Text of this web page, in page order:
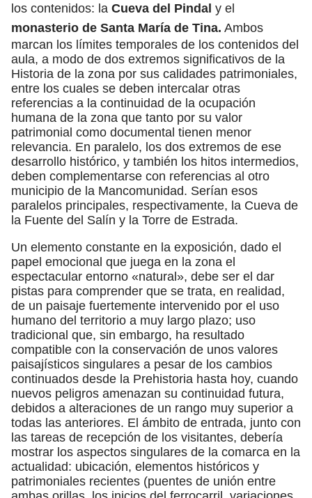
los contenidos: la Cueva del Pindal y el
monasterio de Santa María de Tina. Ambos
marcan los límites temporales de los contenidos del
aula, a modo de dos extremos significativos de la
Historia de la zona por sus calidades patrimoniales,
entre los cuales se deben intercalar otras
referencias a la continuidad de la ocupación
humana de la zona que tanto por su valor
patrimonial como documental tienen menor
relevancia. En paralelo, los dos extremos de ese
desarrollo histórico, y también los hitos intermedios,
deben complementarse con referencias al otro
municipio de la Mancomunidad. Serían esos
paralelos principales, respectivamente, la Cueva de
la Fuente del Salín y la Torre de Estrada.
Un elemento constante en la exposición, dado el
papel emocional que juega en la zona el
espectacular entorno «natural», debe ser el dar
pistas para comprender que se trata, en realidad,
de un paisaje fuertemente intervenido por el uso
humano del territorio a muy largo plazo; uso
tradicional que, sin embargo, ha resultado
compatible con la conservación de unos valores
paisajísticos singulares a pesar de los cambios
continuados desde la Prehistoria hasta hoy, cuando
nuevos peligros amenazan su continuidad futura,
debidos a alteraciones de un rango muy superior a
todas las anteriores. El ámbito de entrada, junto con
las tareas de recepción de los visitantes, debería
mostrar los aspectos singulares de la comarca en la
actualidad: ubicación, elementos históricos y
patrimoniales recientes (puentes de unión entre